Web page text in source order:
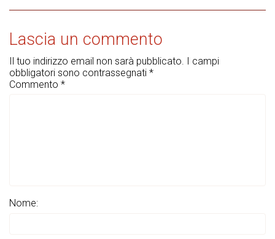
Lascia un commento
Il tuo indirizzo email non sarà pubblicato. I campi
obbligatori sono contrassegnati *
Commento *
Nome: